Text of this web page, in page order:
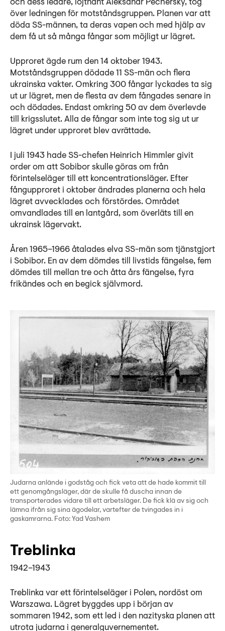
och dess ledare, löjtnant Aleksandr Pechersky, tog
över ledningen för motståndsgruppen. Planen var att
döda SS-männen, ta deras vapen och med hjälp av
dem få ut så många fångar som möjligt ur lägret.
Upproret ägde rum den 14 oktober 1943.
Motståndsgruppen dödade 11 SS-män och flera
ukrainska vakter. Omkring 300 fångar lyckades ta sig
ut ur lägret, men de flesta av dem fångades senare in
och dödades. Endast omkring 50 av dem överlevde
till krigsslutet. Alla de fångar som inte tog sig ut ur
lägret under upproret blev avrättade.
I juli 1943 hade SS-chefen Heinrich Himmler givit
order om att Sobibor skulle göras om från
förintelseläger till ett koncentrationsläger. Efter
fångupproret i oktober ändrades planerna och hela
lägret avvecklades och förstördes. Området
omvandlades till en lantgård, som överläts till en
ukrainsk lägervakt.
Åren 1965–1966 åtalades elva SS-män som tjänstgjort
i Sobibor. En av dem dömdes till livstids fängelse, fem
dömdes till mellan tre och åtta års fängelse, fyra
frikändes och en begick självmord.
Judarna anlände i godståg och fick veta att de hade kommit till
ett genomgångsläger, där de skulle få duscha innan de
transporterades vidare till ett arbetsläger. De fick klä av sig och
lämna ifrån sig sina ägodelar, vartefter de tvingades in i
gaskamrarna. Foto: Yad Vashem
Treblinka
1942–1943
Treblinka var ett förintelseläger i Polen, nordöst om
Warszawa. Lägret byggdes upp i början av
sommaren 1942, som ett led i den nazityska planen att
utrota judarna i generalguvernementet.